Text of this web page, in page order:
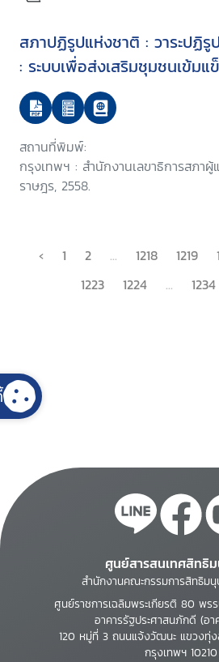
สภาปฏิรูปแห่งชาติ : วาระปฏิรู
: ระบบเพื่อส่งเสริมชุมชนเข้มแ
สถานที่พิมพ์:
กรุงเทพฯ : สำนักงานเลขาธิการสภาผู้
ราษฎร, 2558.
‹ 1 2 ... 1218 1219
1223
1224 ... 1234
ศูนย์สารสนเทศสิทธิ
สำนักงานคณะกรรมการสิทธิม
ศูนย์ราชการเฉลิมพระเกียรติ 80 พร
อาคารรัฐประศาสนภักดี (อ
120 หมู่ที่ 3 ถนนแจ้งวัฒนะ แขวงทุ่
กรุงเทพฯ 10210